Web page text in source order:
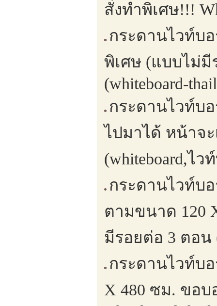
สั่งทำพิเศษ!!!
กระดานไวท์บ
พิเศษ (แบบไม่มี
(whiteboard-
กระดานไวท์บ
ไปมาได้ หน้าจ
(whiteboard,ไ
กระดานไวท์บ
ตามขนาด 120
มีรอยต่อ 3 ตอน
กระดานไวท์บ
X 480 ซม. ขอ